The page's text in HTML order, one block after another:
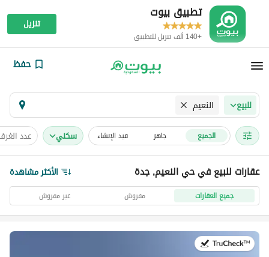
تطبيق بيوت
+140 ألف تنزيل للتطبيق
تنزيل
حفظ
للبيع النعيم
الجميع جاهز قيد الإنشاء سكني عدد
عقارات للبيع في حي النعيم, جدة الأكثر مشاهدة
جميع العقارات مفروش غير مفروش